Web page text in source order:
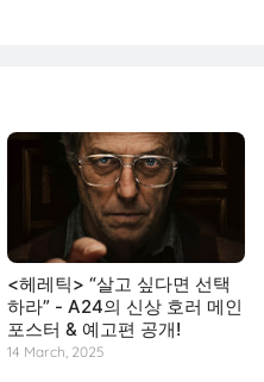
<헤레틱> “살고 싶다면 선택
하라” - A24의 신상 호러 메인
포스터 & 예고편 공개!
14 March, 2025